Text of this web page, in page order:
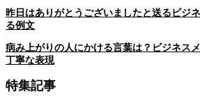
昨日はありがとうございましたと送るビジ
る例文
病み上がりの人にかける言葉は？ビジネス
丁寧な表現
特集記事